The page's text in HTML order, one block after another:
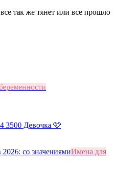
так же тянет или все прошло
3500 Девочка 🩷
Имена для